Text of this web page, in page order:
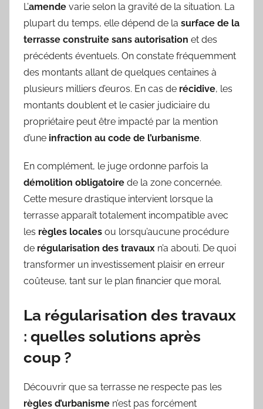
L’amende varie selon la gravité de la situation. La
plupart du temps, elle dépend de la surface de la
terrasse construite sans autorisation et des
précédents éventuels. On constate fréquemment
des montants allant de quelques centaines à
plusieurs milliers d’euros. En cas de récidive, les
montants doublent et le casier judiciaire du
propriétaire peut être impacté par la mention
d’une infraction au code de l’urbanisme.
En complément, le juge ordonne parfois la
démolition obligatoire de la zone concernée.
Cette mesure drastique intervient lorsque la
terrasse apparaît totalement incompatible avec
les règles locales ou lorsqu’aucune procédure
de régularisation des travaux n’a abouti. De quoi
transformer un investissement plaisir en erreur
coûteuse, tant sur le plan financier que moral.
La régularisation des travaux
: quelles solutions après
coup ?
Découvrir que sa terrasse ne respecte pas les
règles d’urbanisme n’est pas forcément